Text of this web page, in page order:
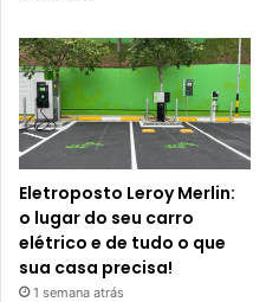
Eletroposto Leroy Merlin:
o lugar do seu carro
elétrico e de tudo o que
sua casa precisa!
1 semana atrás